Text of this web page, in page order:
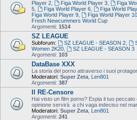
Player 2
Figa World Player 3, Figa
5
Figa World Player 6, Figa World
Figa World Player 9
Figa World Player 10
Fresh Newcummers World Cup
Argomenti: 1514
SZ LEAGUE
Subforum: SZ LEAGUE - SEASON 2,
Women 2K20
SZ LEAGUE - SEASON 3
Argomenti: 103
DataBase XXX
La storia del porno attraverso i suoi
Moderatori: Super Zeta Len801
Argomenti: 387
Il RE-Censore
Hai visto un film porno? Espia il tuo
opinione servirà a chi vaga indeciso nel
Moderatori: Super Zeta Len801
Argomenti: 241